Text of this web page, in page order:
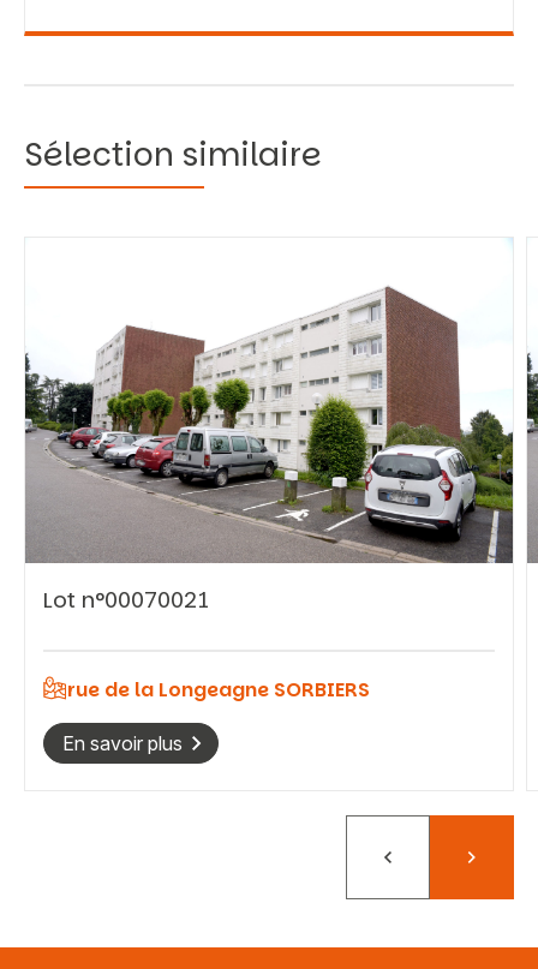
Vous recherchez&nbsp;:
Sélection similaire
Lot n°00070021
rue de la Longeagne SORBIERS
En savoir plus
PrécédentSuivant